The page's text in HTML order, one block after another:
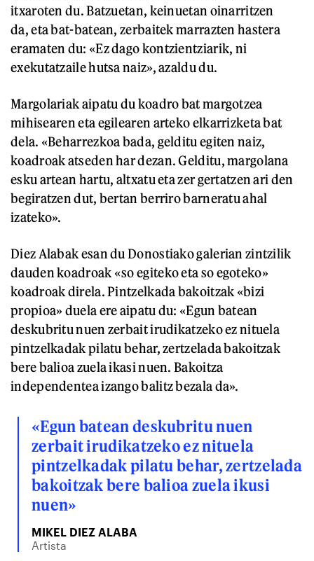
itxaroten du. Batzuetan, keinuetan oinarritzen
da, eta bat-batean, zerbaitek marrazten hastera
eramaten du: «Ez dago kontzientziarik, ni
exekutatzaile hutsa naiz», azaldu du.
Margolariak aipatu du koadro bat margotzea
mihisearen eta egilearen arteko elkarrizketa bat
dela. «Beharrezkoa bada, gelditu egiten naiz,
koadroak atseden har dezan. Gelditu, margolana
esku artean hartu, altxatu eta zer gertatzen ari den
begiratzen dut, bertan berriro barneratu ahal
izateko».
Diez Alabak esan du Donostiako galerian zintzilik
dauden koadroak «so egiteko eta so egoteko»
koadroak direla. Pintzelkada bakoitzak «bizi
propioa» duela ere aipatu du: «Egun batean
deskubritu nuen zerbait irudikatzeko ez nituela
pintzelkadak pilatu behar, zertzelada bakoitzak
bere balioa zuela ikasi nuen. Bakoitza
independentea izango balitz bezala da».
«Egun batean deskubritu nuen
zerbait irudikatzeko ez nituela
pintzelkadak pilatu behar, zertzelada
bakoitzak bere balioa zuela ikusi
nuen»
MIKEL DIEZ ALABA
Artista